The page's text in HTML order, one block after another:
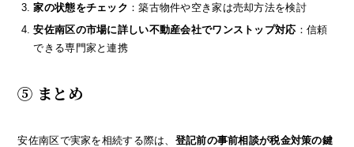
家の状態をチェック ：築古物件や空き家は売却方法を検討
安佐南区の市場に詳しい不動産会社でワンストップ対応 ：信頼
できる専門家と連携
⑤ まとめ
安佐南区で実家を相続する際は、 登記前の事前相談が税金対策の鍵